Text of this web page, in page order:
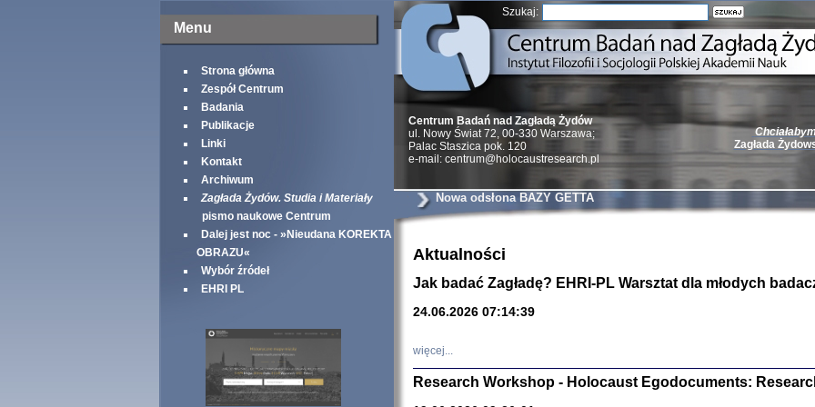
Menu
Strona główna
Zespół Centrum
Badania
Publikacje
Linki
Kontakt
Archiwum
Zagłada Żydów. Studia i Materiały
pismo naukowe Centrum
Dalej jest noc - »Nieudana KOREKTA
OBRAZU«
Wybór źródeł
EHRI PL
Szukaj:
Zagłada
Natalia Aleksiun,
Deborah Dash
Turski, Laurence
Centrum Badań nad Zagładą Żydów
ul. Nowy Świat 72, 00-330 Warszawa;
Palac Staszica pok. 120
e-mail: centrum@holocaustresearch.pl
Nowa odsłona BAZY GETTA
Aktualności
Jak badać Zagładę? EHRI-PL Warsztat dla młodych
24.06.2026 07:14:39
więcej...
Research Workshop - Holocaust Egodocuments: